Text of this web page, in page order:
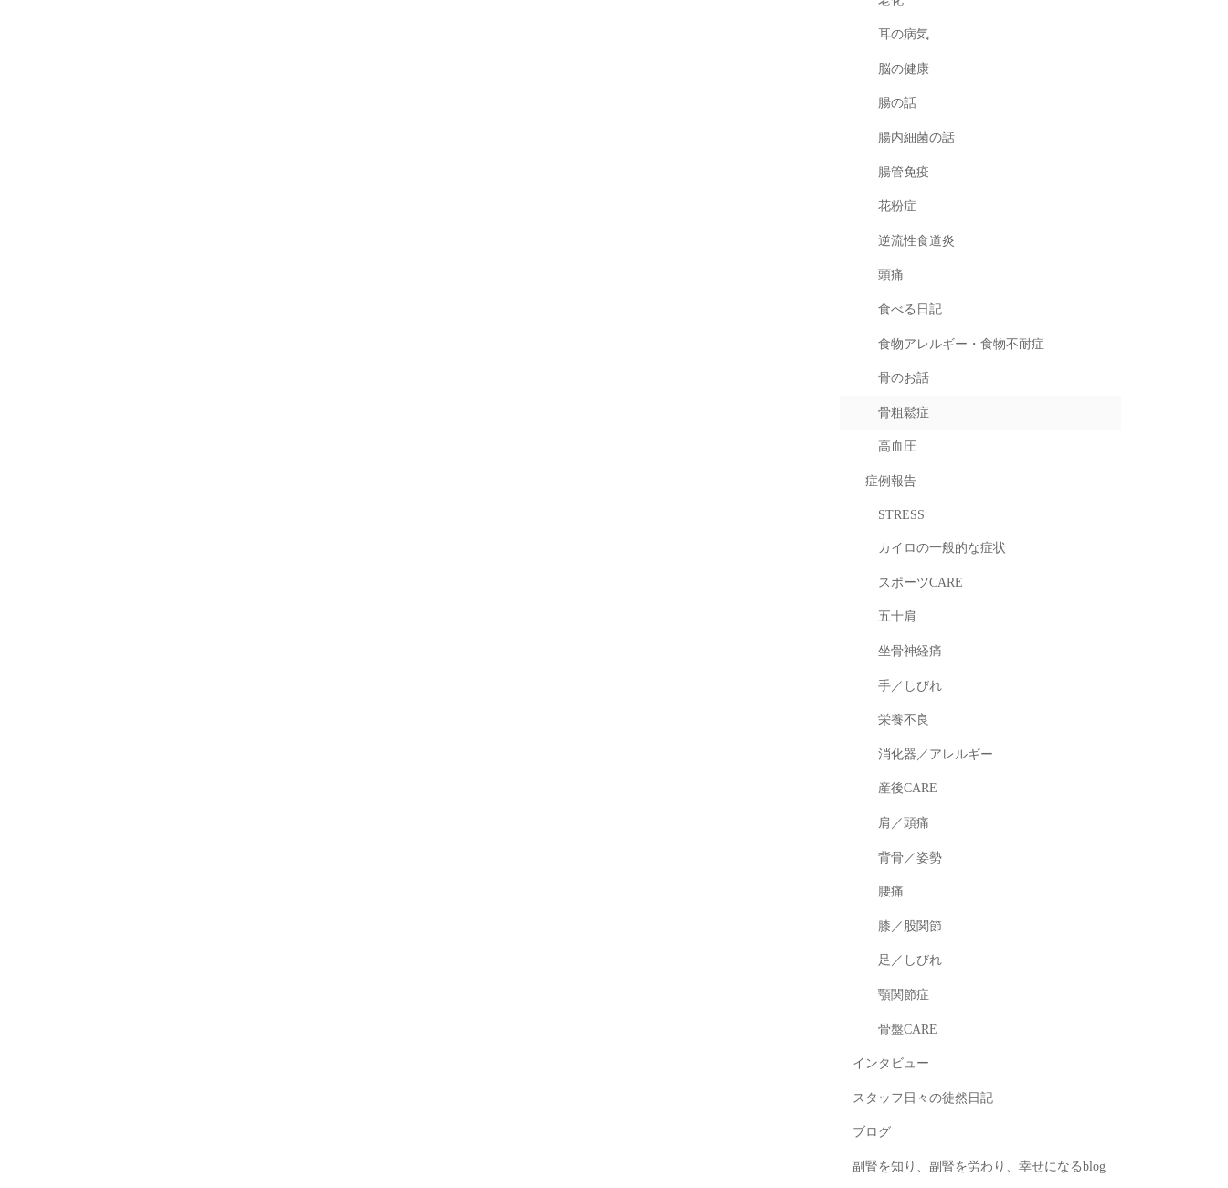
耳の病気
脳の健康
腸の話
腸内細菌の話
腸管免疫
花粉症
逆流性食道炎
頭痛
食べる日記
食物アレルギー・食物不耐症
骨のお話
骨粗鬆症
高血圧
症例報告
STRESS
カイロの一般的な症状
スポーツCARE
五十肩
坐骨神経痛
手／しびれ
栄養不良
消化器／アレルギー
産後CARE
肩／頭痛
背骨／姿勢
腰痛
膝／股関節
足／しびれ
顎関節症
骨盤CARE
インタビュー
スタッフ日々の徒然日記
ブログ
副腎を知り、副腎を労わり、幸せになるblog